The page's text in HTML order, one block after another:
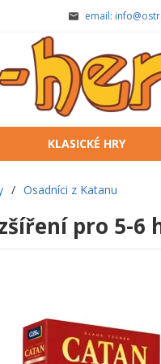
email:
KLASICKÉ HRY
/ Osadníci z Katanu
pro 5-6